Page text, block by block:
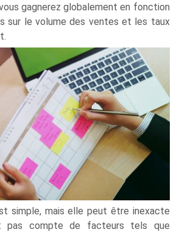
gagnerez globalement en fonction
sur le volume des ventes et les taux
simple, mais elle peut être inexacte
pas compte de facteurs tels que